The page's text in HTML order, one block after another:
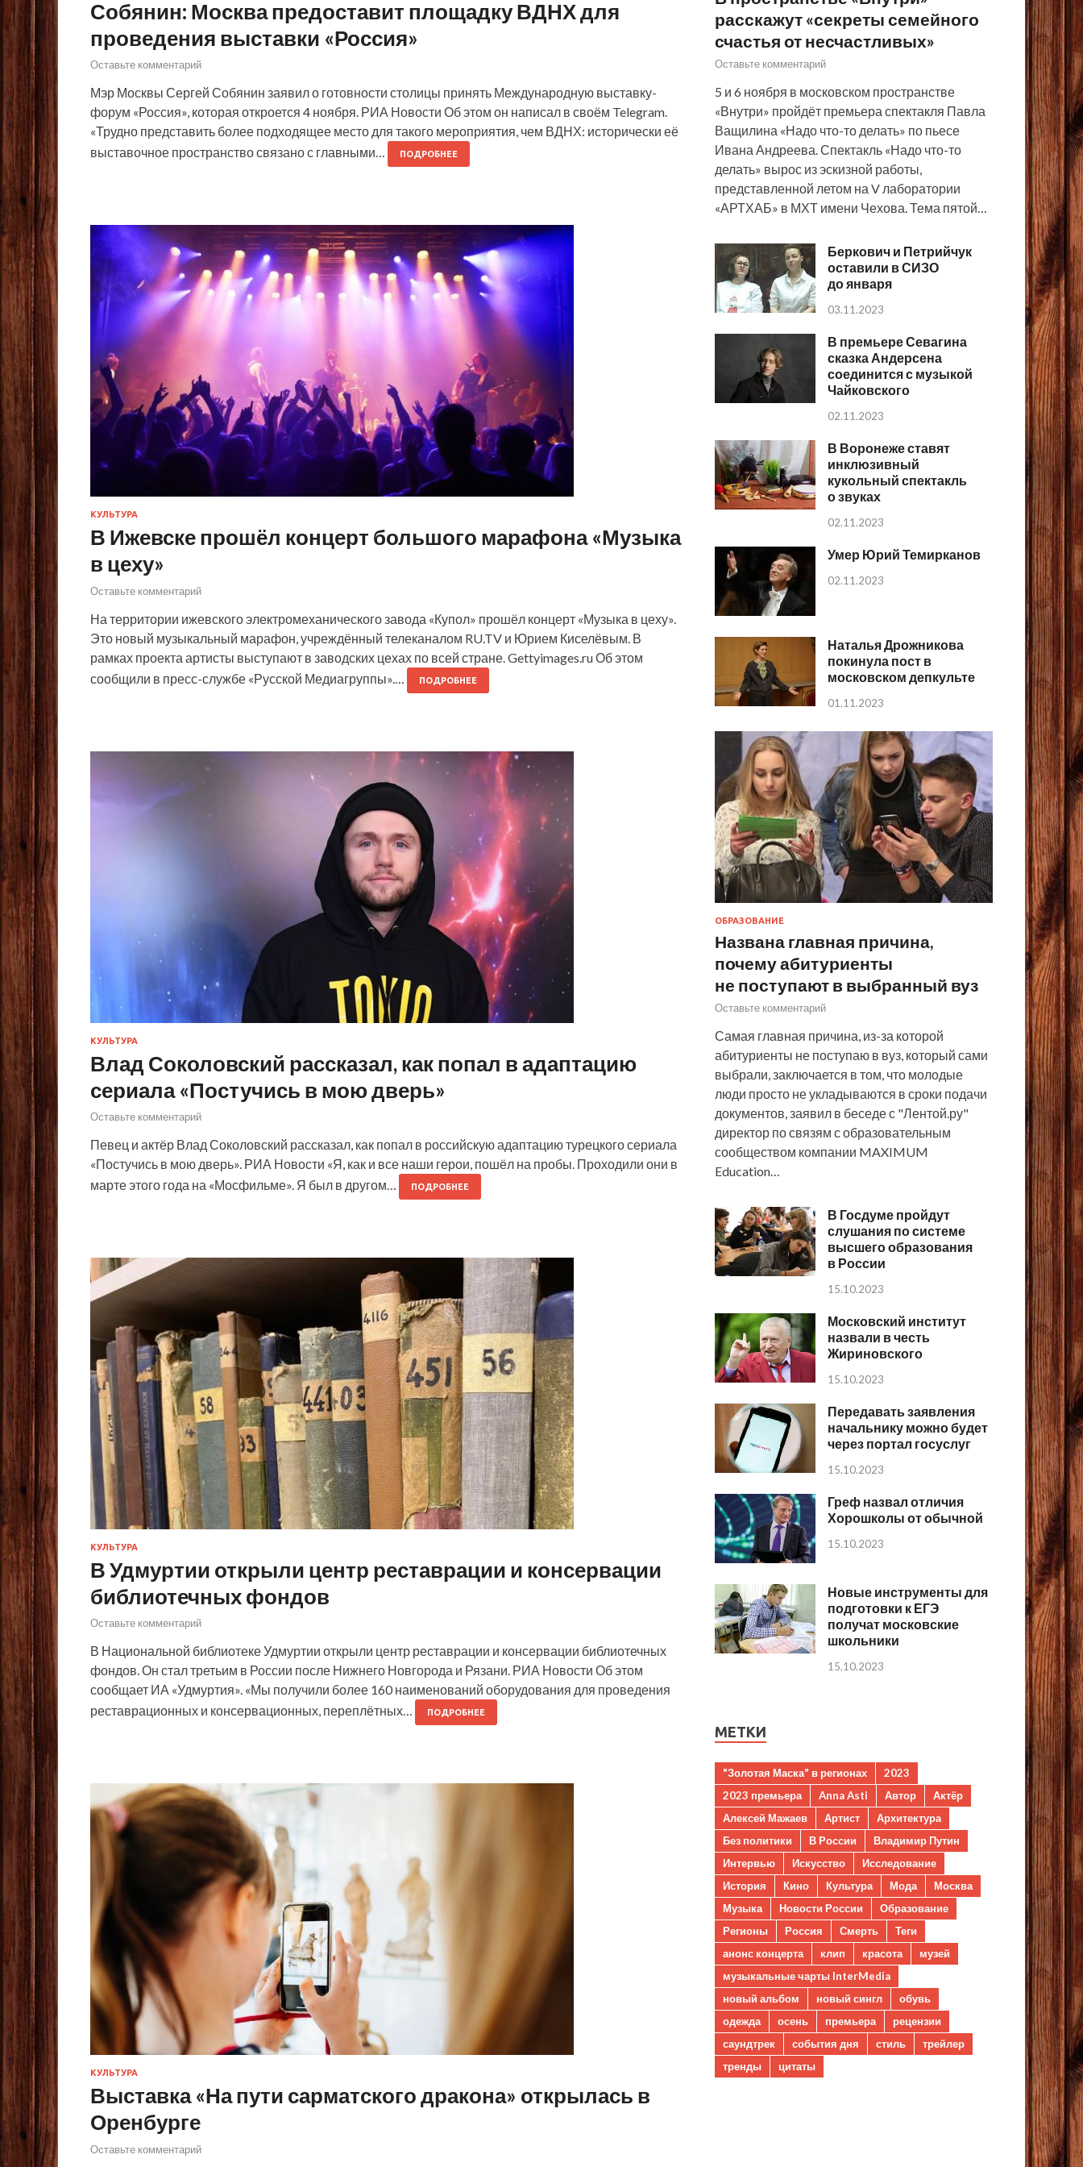
Собянин: Москва предоставит площадку ВДНХ для
проведения выставки «Россия»
Оставьте комментарий
Мэр Москвы Сергей Собянин заявил о готовности столицы принять Международную выставку-
форум «Россия», которая откроется 4 ноября. РИА Новости Об этом он написал в своём Telegram.
«Трудно представить более подходящее место для такого мероприятия, чем ВДНХ: исторически её
выставочное пространство связано с главными…
ПОДРОБНЕЕ
КУЛЬТУРА
В Ижевске прошёл концерт большого марафона «Музыка
в цеху»
Оставьте комментарий
На территории ижевского электромеханического завода «Купол» прошёл концерт «Музыка в цеху».
Это новый музыкальный марафон, учреждённый телеканалом RU.TV и Юрием Киселёвым. В
рамках проекта артисты выступают в заводских цехах по всей стране. Gettyimages.ru Об этом
сообщили в пресс-службе «Русской Медиагруппы».…
ПОДРОБНЕЕ
КУЛЬТУРА
Влад Соколовский рассказал, как попал в адаптацию
сериала «Постучись в мою дверь»
Оставьте комментарий
Певец и актёр Влад Соколовский рассказал, как попал в российскую адаптацию турецкого сериала
«Постучись в мою дверь». РИА Новости «Я, как и все наши герои, пошёл на пробы. Проходили они в
марте этого года на «Мосфильме». Я был в другом…
ПОДРОБНЕЕ
КУЛЬТУРА
В Удмуртии открыли центр реставрации и консервации
библиотечных фондов
Оставьте комментарий
В Национальной библиотеке Удмуртии открыли центр реставрации и консервации библиотечных
фондов. Он стал третьим в России после Нижнего Новгорода и Рязани. РИА Новости Об этом
сообщает ИА «Удмуртия». «Мы получили более 160 наименований оборудования для проведения
реставрационных и консервационных, переплётных…
ПОДРОБНЕЕ
КУЛЬТУРА
Выставка «На пути сарматского дракона» открылась в
Оренбурге
Оставьте комментарий
расскажут «секреты семейного
счастья от несчастливых»
Оставьте комментарий
5 и 6 ноября в московском пространстве
«Внутри» пройдёт премьера спектакля Павла
Ващилина «Надо что-то делать» по пьесе
Ивана Андреева. Спектакль «Надо что-то
делать» вырос из эскизной работы,
представленной летом на V лаборатории
«АРТХАБ» в МХТ имени Чехова. Тема пятой…
Беркович и Петрийчук
оставили в СИЗО
до января
03.11.2023
В премьере Севагина
сказка Андерсена
соединится с музыкой
Чайковского
02.11.2023
В Воронеже ставят
инклюзивный
кукольный спектакль
о звуках
02.11.2023
Умер Юрий Темирканов
02.11.2023
Наталья Дрожникова
покинула пост в
московском депкульте
01.11.2023
ОБРАЗОВАНИЕ
Названа главная причина,
почему абитуриенты
не поступают в выбранный вуз
Оставьте комментарий
Самая главная причина, из-за которой
абитуриенты не поступаю в вуз, который сами
выбрали, заключается в том, что молодые
люди просто не укладываются в сроки подачи
документов, заявил в беседе с "Лентой.ру"
директор по связям с образовательным
сообществом компании MAXIMUM
Education…
В Госдуме пройдут
слушания по системе
высшего образования
в России
15.10.2023
Московский институт
назвали в честь
Жириновского
15.10.2023
Передавать заявления
начальнику можно будет
через портал госуслуг
15.10.2023
Греф назвал отличия
Хорошколы от обычной
15.10.2023
Новые инструменты для
подготовки к ЕГЭ
получат московские
школьники
15.10.2023
МЕТКИ
"Золотая Маска" в регионах
2023
2023 премьера
Anna Asti Автор
Актёр
Алексей Мажаев
Артист
Архитектура
Без политики
В России
Владимир Путин
Интервью
Искусство
Исследование
История
Кино Культура Мода
Москва
Музыка
Новости России
Образование
Регионы
Россия Смерть
Теги
анонс концерта
клип красота
музей
музыкальные чарты InterMedia
новый альбом
новый сингл
обувь
одежда
осень премьера
рецензии
саундтрек
события дня стиль
трейлер
тренды
цитаты